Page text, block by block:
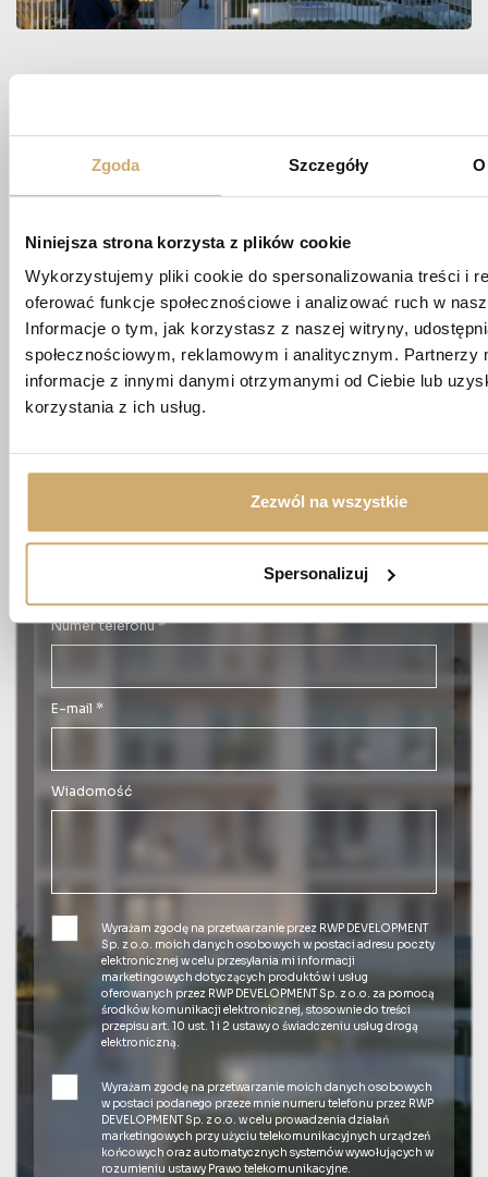
Zgoda Szczegóły
Niniejsza strona korzysta z plików cookie
Wykorzystujemy pliki cookie do spersonalizowania treści i
oferować funkcje społecznościowe i analizować ruch w
Informacje o tym, jak korzystasz z naszej witryny,
społecznościowym, reklamowym i analitycznym. Partnerzy
informacje z innymi danymi otrzymanymi od Ciebie lub
korzystania z ich usług.
Zezwól na wszystkie
Spersonalizuj
O MIESZKANIE
biuro@apartamentypoligonowa.pl
+48 881 737 573
+48 663 689 911
ul. Wędrowna 1/87,
20-819 Lublin
Nazwisko *
Numer telefonu *
E-mail *
Wiadomość
Wyrażam zgodę na przetwarzanie przez RWP DEVELOPMENT
Sp. z o.o. moich danych osobowych w postaci adresu poczty
elektronicznej w celu przesyłania mi informacji
marketingowych dotyczących produktów i usług
oferowanych przez RWP DEVELOPMENT Sp. z o.o. za pomocą
środków komunikacji elektronicznej, stosownie do treści
przepisu art. 10 ust. 1 i 2 ustawy o świadczeniu usług drogą
elektroniczną.
Wyrażam zgodę na przetwarzanie moich danych osobowych
w postaci podanego przeze mnie numeru telefonu przez RWP
DEVELOPMENT Sp. z o.o. w celu prowadzenia działań
marketingowych przy użyciu telekomunikacyjnych urządzeń
końcowych oraz automatycznych systemów wywołujących w
rozumieniu ustawy Prawo telekomunikacyjne.